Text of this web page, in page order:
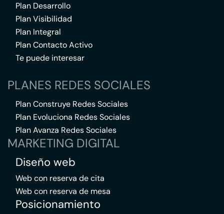
Plan Desarrollo
Plan Visibilidad
Plan Integral
Plan Contacto Activo
Te puede interesar
PLANES REDES SOCIALES
Plan Construye Redes Sociales
Plan Evoluciona Redes Sociales
Plan Avanza Redes Sociales
MARKETING DIGITAL
Diseño web
Web con reserva de cita
Web con reserva de mesa
Posicionamiento